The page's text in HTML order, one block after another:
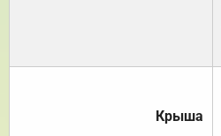
Крыша